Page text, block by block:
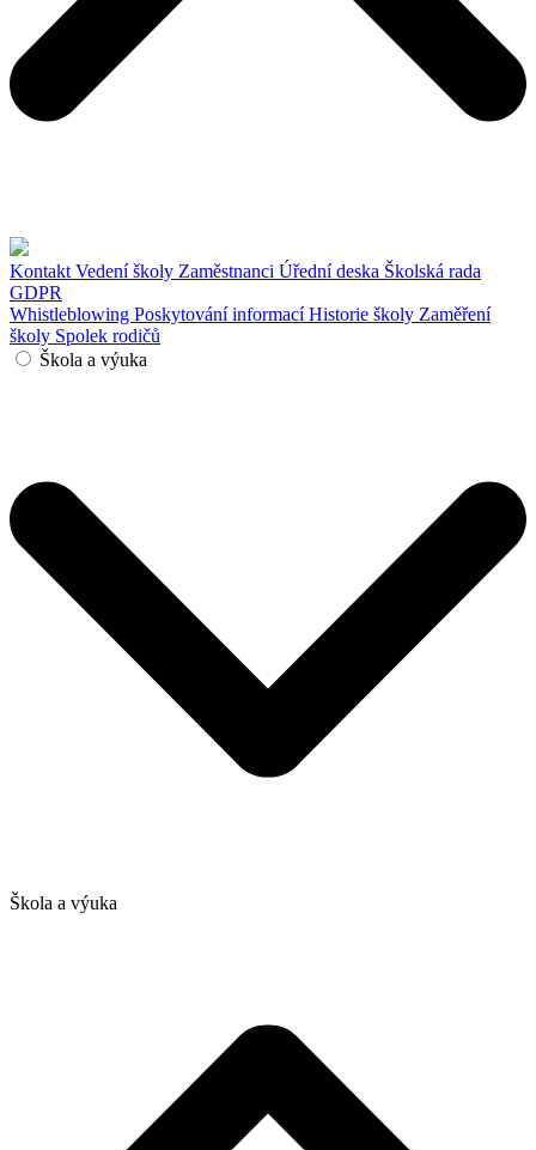
Kontakt Vedení školy Zaměstnanci Úřední deska Školská rada
GDPR
Whistleblowing Poskytování informacíHistorie školy Zaměření
školy Spolek rodičů
Škola a výuka
Škola a výuka